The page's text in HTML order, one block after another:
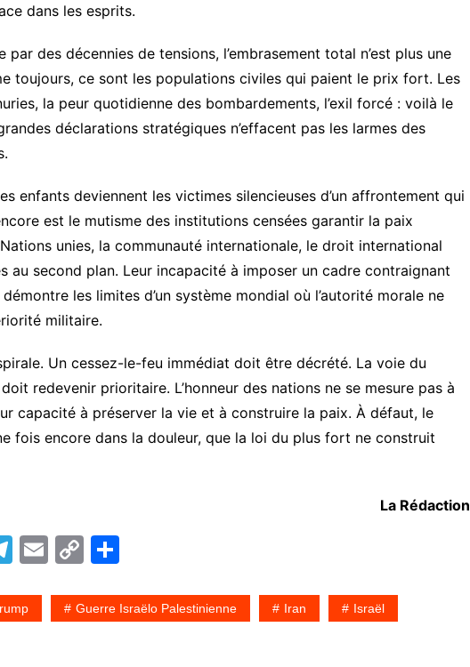
dans les esprits.
des décennies de tensions, l’embrasement total n’est plus une
toujours, ce sont les populations civiles qui paient le prix fort. Les
la peur quotidienne des bombardements, l’exil forcé : voilà le
déclarations stratégiques n’effacent pas les larmes des
enfants deviennent les victimes silencieuses d’un affrontement qui
est le mutisme des institutions censées garantir la paix
unies, la communauté internationale, le droit international
au second plan. Leur incapacité à imposer un cadre contraignant
les limites d’un système mondial où l’autorité morale ne
militaire.
Un cessez-le-feu immédiat doit être décrété. La voie du
redevenir prioritaire. L’honneur des nations ne se mesure pas à
capacité à préserver la vie et à construire la paix. À défaut, le
fois encore dans la douleur, que la loi du plus fort ne construit
La Rédaction
T
e
E
ai
C
p ta
Guerre Israëlo Palestinienne Iran Israël